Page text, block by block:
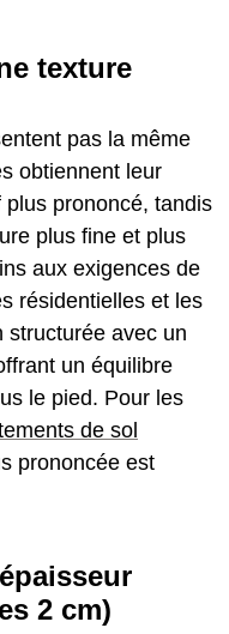
texture
pas la même
obtiennent leur
prononcé, tandis
plus fine et plus
aux exigences de
résidentielles et les
structurée avec un
un équilibre
le pied. Pour les
de sol
prononcée est
2 cm)